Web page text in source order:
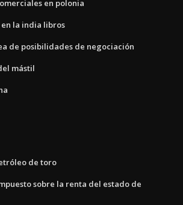
en polonia
la india libros
de posibilidades de negociación
mástil
de toro
sobre la renta del estado de